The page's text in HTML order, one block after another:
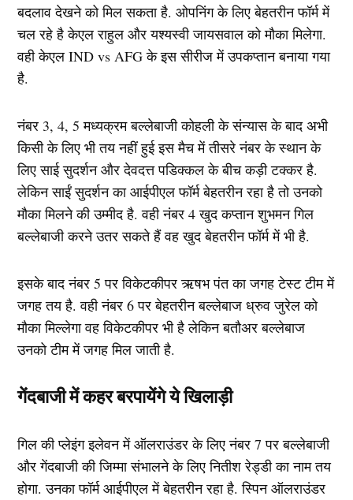
बदलाव देखने को मिल सकता है. ओपनिंग के लिए बेहतरीन फॉर्म में
चल रहे है केएल राहुल और यश्यस्वी जायसवाल को मौका मिलेगा.
वही केएल IND vs AFG के इस सीरीज में उपकप्तान बनाया गया
है.
नंबर 3, 4, 5 मध्यक्रम बल्लेबाजी कोहली के संन्यास के बाद अभी
किसी के लिए भी तय नहीं हुई इस मैच में तीसरे नंबर के स्थान के
लिए साई सुदर्शन और देवदत्त पडिक्कल के बीच कड़ी टक्कर है.
लेकिन साईं सुदर्शन का आईपीएल फॉर्म बेहतरीन रहा है तो उनको
मौका मिलने की उम्मीद है. वही नंबर 4 खुद कप्तान शुभमन गिल
बल्लेबाजी करने उतर सकते हैं वह खुद बेहतरीन फॉर्म में भी है.
इसके बाद नंबर 5 पर विकेटकीपर ऋषभ पंत का जगह टेस्ट टीम में
जगह तय है. वही नंबर 6 पर बेहतरीन बल्लेबाज ध्रुव जुरेल को
मौका मिल्लेगा वह विकेटकीपर भी है लेकिन बतौअर बल्लेबाज
उनको टीम में जगह मिल जाती है.
गेंदबाजी में कहर बरपायेंगे ये खिलाड़ी
गिल की प्लेइंग इलेवन में ऑलराउंडर के लिए नंबर 7 पर बल्लेबाजी
और गेंदबाजी की जिम्मा संभालने के लिए नितीश रेड्डी का नाम तय
होगा. उनका फॉर्म आईपीएल में बेहतरीन रहा है. स्पिन ऑलराउंडर